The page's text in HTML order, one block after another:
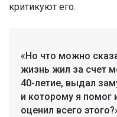
критикуют его.
«Но что можно
жизнь жил за счет
40-летие, выдал
и которому я помог
оценил всего